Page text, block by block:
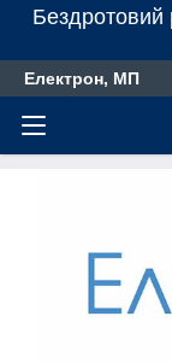
Бездротовий
Електрон, МП